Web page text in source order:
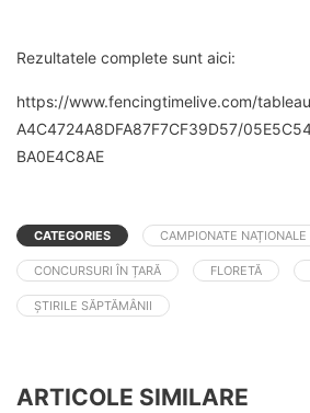
Rezultatele complete sunt aici:
https://www.fencingtimelive.com/
A4C4724A8DFA87F7CF39D57/
BA0E4C8AE
CATEGORIES CAMPIONATE NAȚIONALE
CONCURSURI ÎN ȚARĂ FLORETĂ
ȘTIRILE SĂPTĂMÂNII
ARTICOLE SIMILARE